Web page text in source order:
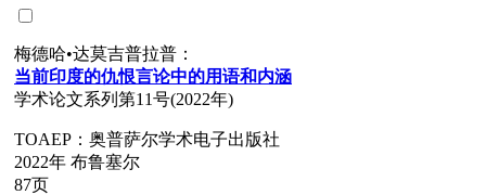
梅德哈•达莫吉普拉普：
当前印度的仇恨言论中的用语和内涵
学术论文系列第11号(2022年)
TOAEP：奥普萨尔学术电子出版社
2022年 布鲁塞尔
87页